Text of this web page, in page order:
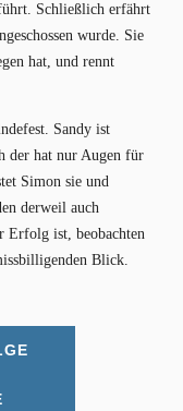
Schließlich erfährt
wurde. Sie
hat, und rennt
Sandy ist
der hat nur Augen für
Simon sie und
derweil auch
Erfolg ist, beobachten
Blick.